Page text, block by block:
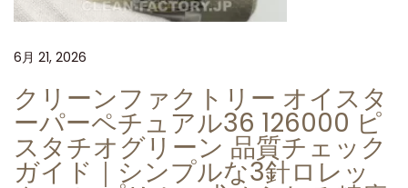
ラ
ク
文
字
盤
–
6月 21, 2026
クリーンファクトリー オイスタ
ーパーペチュアル36 126000 ピ
スタチオグリーン 品質チェック
ガイド｜シンプルな3針ロレッ